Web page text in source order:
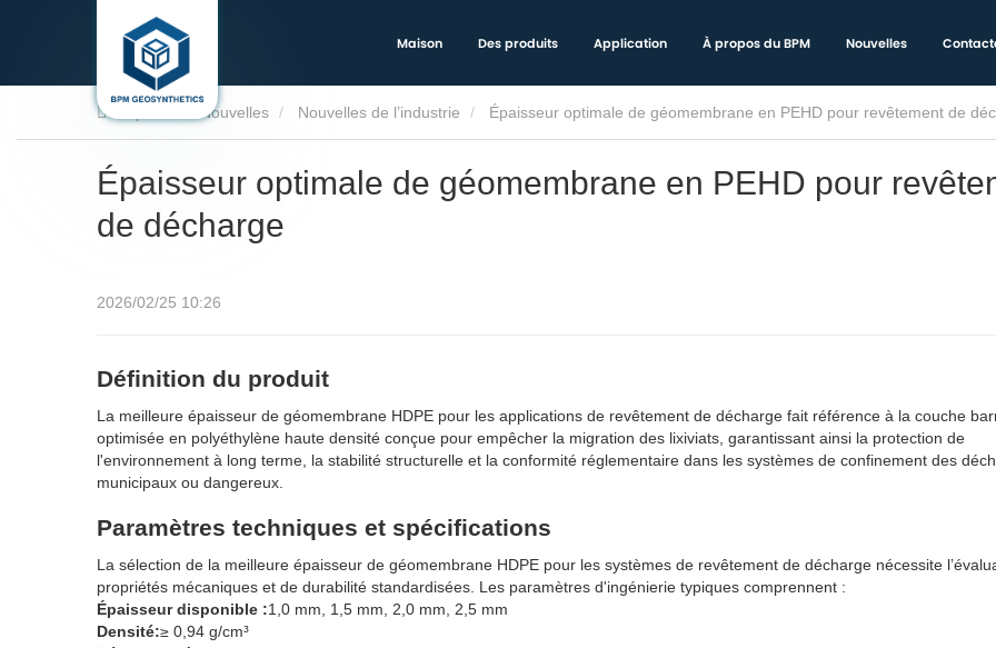
Maison Des produits Application À propos du BPM Nouvelles
Nouvelles Nouvelles de l’industrie Épaisseur optimale de géomembrane en PEHD pour revêtement de
Épaisseur optimale de géomembrane en PEHD pour
de décharge
2026/02/25 10:26
Définition du produit
La meilleure épaisseur de géomembrane HDPE pour les applications de revêtement de décharge fait référence à la couche
optimisée en polyéthylène haute densité conçue pour empêcher la migration des lixiviats, garantissant ainsi la protection de
l'environnement à long terme, la stabilité structurelle et la conformité réglementaire dans les systèmes de confinement des
municipaux ou dangereux.
Paramètres techniques et spécifications
La sélection de la meilleure épaisseur de géomembrane HDPE pour les systèmes de revêtement de décharge nécessite
propriétés mécaniques et de durabilité standardisées. Les paramètres d'ingénierie typiques comprennent :
Épaisseur disponible :1,0 mm, 1,5 mm, 2,0 mm, 2,5 mm
Densité:≥ 0,94 g/cm³